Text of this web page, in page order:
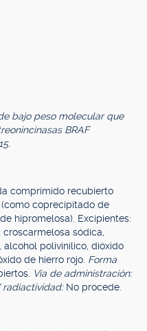
bajo peso molecular que
BRAF
comprimido recubierto
coprecipitado de
hipromelosa). Excipientes:
sódica,
alcohol polivinílico, dióxido
de hierro rojo. Forma
Vía de administración:
No procede.